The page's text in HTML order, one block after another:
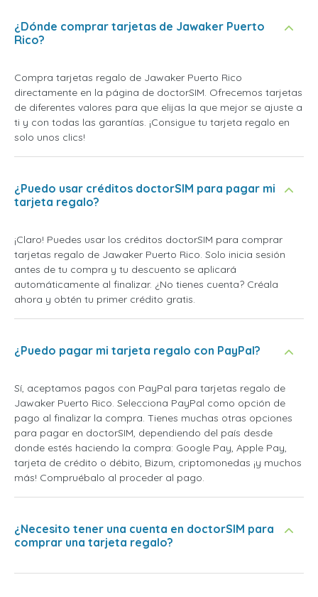
¿Dónde comprar tarjetas de Jawaker Puerto
Rico?
Compra tarjetas regalo de Jawaker Puerto Rico
directamente en la página de doctorSIM. Ofrecemos tarjetas
de diferentes valores para que elijas la que mejor se ajuste a
ti y con todas las garantías. ¡Consigue tu tarjeta regalo en
solo unos clics!
¿Puedo usar créditos doctorSIM para pagar mi
tarjeta regalo?
¡Claro! Puedes usar los créditos doctorSIM para comprar
tarjetas regalo de Jawaker Puerto Rico. Solo inicia sesión
antes de tu compra y tu descuento se aplicará
automáticamente al finalizar. ¿No tienes cuenta? Créala
ahora y obtén tu primer crédito gratis.
¿Puedo pagar mi tarjeta regalo con PayPal?
Sí, aceptamos pagos con PayPal para tarjetas regalo de
Jawaker Puerto Rico. Selecciona PayPal como opción de
pago al finalizar la compra. Tienes muchas otras opciones
para pagar en doctorSIM, dependiendo del país desde
donde estés haciendo la compra: Google Pay, Apple Pay,
tarjeta de crédito o débito, Bizum, criptomonedas ¡y muchos
más! Compruébalo al proceder al pago.
¿Necesito tener una cuenta en doctorSIM para
comprar una tarjeta regalo?